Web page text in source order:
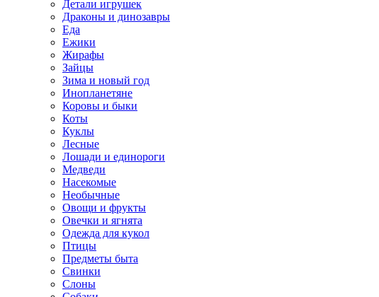
Детали игрушек
Драконы и динозавры
Еда
Ежики
Жирафы
Зайцы
Зима и новый год
Инопланетяне
Коровы и быки
Коты
Куклы
Лесные
Лошади и единороги
Медведи
Насекомые
Необычные
Овощи и фрукты
Овечки и ягнята
Одежда для кукол
Птицы
Предметы быта
Свинки
Слоны